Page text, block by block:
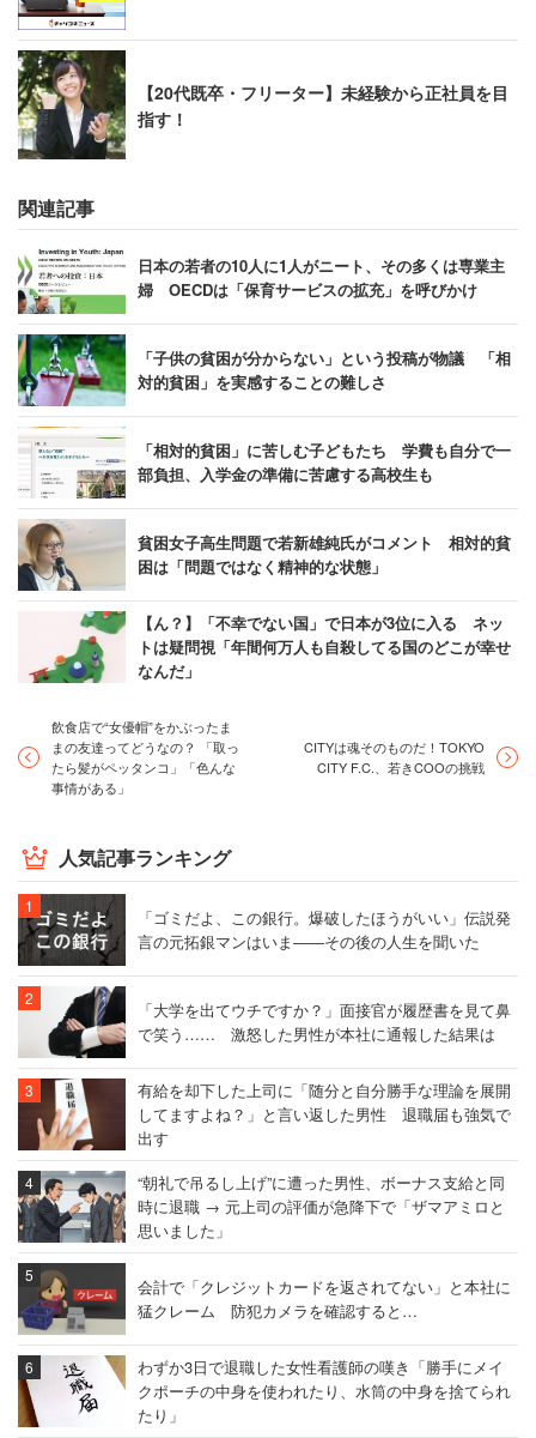
【20代既卒・フリーター】未経験から正社員を目
指す！
関連記事
日本の若者の10人に1人がニート、その多くは専業主
婦 OECDは「保育サービスの拡充」を呼びかけ
「子供の貧困が分からない」という投稿が物議 「相
対的貧困」を実感することの難しさ
「相対的貧困」に苦しむ子どもたち 学費も自分で一
部負担、入学金の準備に苦慮する高校生も
貧困女子高生問題で若新雄純氏がコメント 相対的貧
困は「問題ではなく精神的な状態」
【ん？】「不幸でない国」で日本が3位に入る ネッ
トは疑問視「年間何万人も自殺してる国のどこが幸せ
なんだ」
飲食店で“女優帽”をかぶったま
まの友達ってどうなの？ 「取っ
たら髪がペッタンコ」「色んな
事情がある」
CITYは魂そのものだ！TOKYO
CITY F.C.、若きCOOの挑戦
人気記事ランキング
「ゴミだよ、この銀行。爆破したほうがいい」伝説発
言の元拓銀マンはいま――その後の人生を聞いた
「大学を出てウチですか？」面接官が履歴書を見て鼻
で笑う…… 激怒した男性が本社に通報した結果は
有給を却下した上司に「随分と自分勝手な理論を展開
してますよね？」と言い返した男性 退職届も強気で
出す
“朝礼で吊るし上げ”に遭った男性、ボーナス支給と同
時に退職 → 元上司の評価が急降下で「ザマアミロと
思いました」
会計で「クレジットカードを返されてない」と本社に
猛クレーム 防犯カメラを確認すると…
わずか3日で退職した女性看護師の嘆き「勝手にメイ
クポーチの中身を使われたり、水筒の中身を捨てられ
たり」